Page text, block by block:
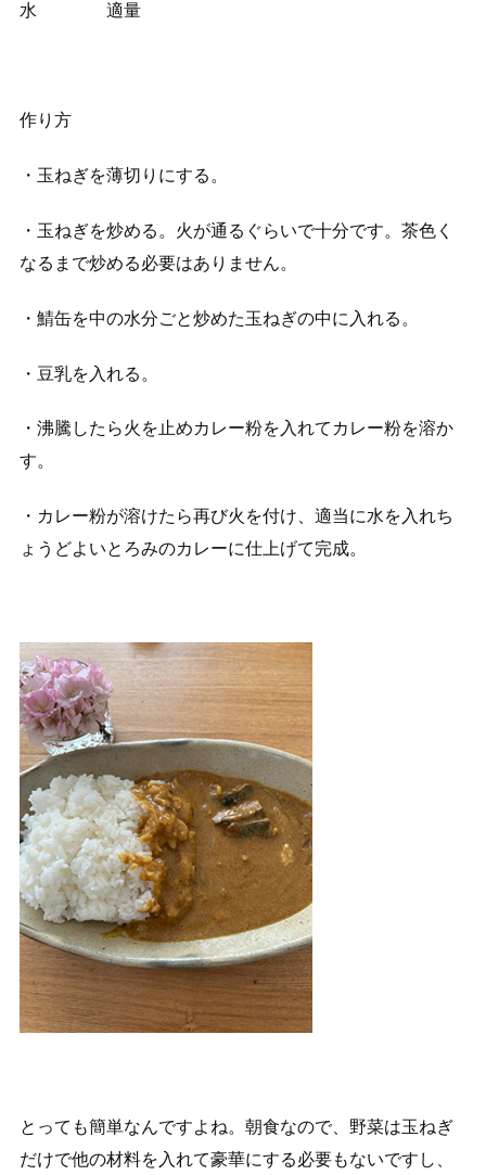
水 適量
作り方
・玉ねぎを薄切りにする。
・玉ねぎを炒める。火が通るぐらいで十分です。茶色く
なるまで炒める必要はありません。
・鯖缶を中の水分ごと炒めた玉ねぎの中に入れる。
・豆乳を入れる。
・沸騰したら火を止めカレー粉を入れてカレー粉を溶か
す。
・カレー粉が溶けたら再び火を付け、適当に水を入れち
ょうどよいとろみのカレーに仕上げて完成。
とっても簡単なんですよね。朝食なので、野菜は玉ねぎ
だけで他の材料を入れて豪華にする必要もないですし、